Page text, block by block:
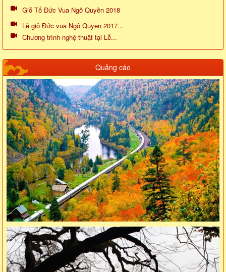
Giỗ Tổ Đức Vua Ngô Quyền 2018
Lễ giỗ Đức vua Ngô Quyền 2017...
Chương trình nghệ thuật tại Lễ...
Quảng cáo